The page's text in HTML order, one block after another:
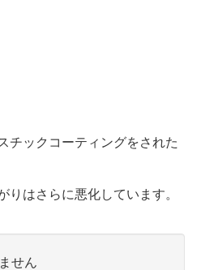
チックコーティングをされた
りはさらに悪化しています。
せん